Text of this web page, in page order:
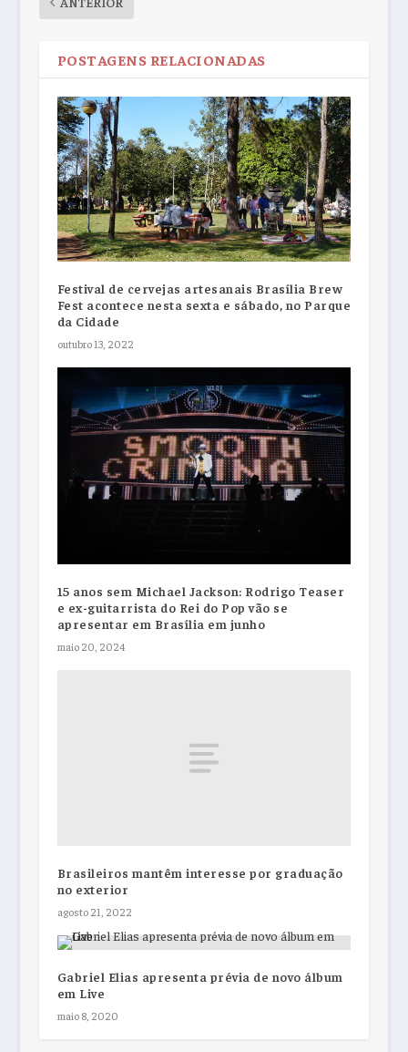
POSTAGENS RELACIONADAS
Festival de cervejas artesanais Brasília Brew
Fest acontece nesta sexta e sábado, no Parque
da Cidade
outubro 13, 2022
15 anos sem Michael Jackson: Rodrigo Teaser
e ex-guitarrista do Rei do Pop vão se
apresentar em Brasília em junho
maio 20, 2024
Brasileiros mantêm interesse por graduação
no exterior
agosto 21, 2022
Gabriel Elias apresenta prévia de novo álbum
em Live
maio 8, 2020